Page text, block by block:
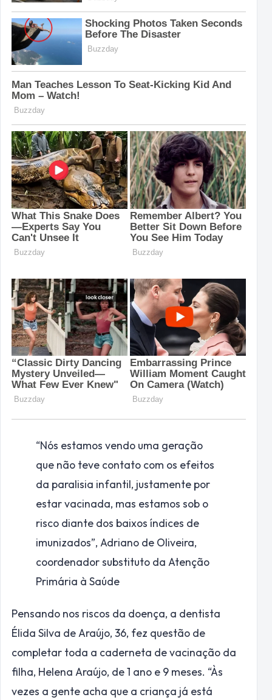
“Nós estamos vendo uma geração
que não teve contato com os efeitos
da paralisia infantil, justamente por
estar vacinada, mas estamos sob o
risco diante dos baixos índices de
imunizados”, Adriano de Oliveira,
coordenador substituto da Atenção
Primária à Saúde
Pensando nos riscos da doença, a dentista
Élida Silva de Araújo, 36, fez questão de
completar toda a caderneta de vacinação da
filha, Helena Araújo, de 1 ano e 9 meses. “Às
vezes a gente acha que a criança já está